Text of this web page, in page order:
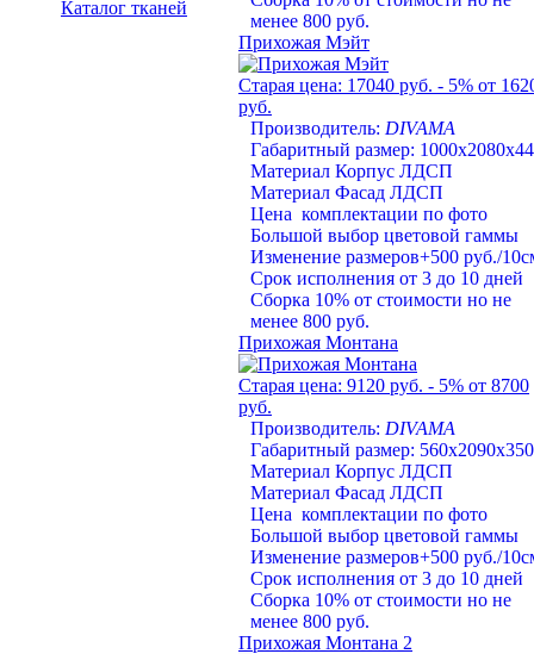
Каталог тканей
менее 800 руб.
Прихожая Мэйт
Старая цена: 17040 руб. - 5% от
руб.
Производитель: DIVAMA
Габаритный размер:
Материал Корпус ЛДСП
Материал Фасад ЛДСП
Цена комплектации по фото
Большой выбор цветовой гаммы
Изменение размеров+500 руб./
Срок исполнения от 3 до 10 дней
Сборка 10% от стоимости но не
менее 800 руб.
Прихожая Монтана
Старая цена: 9120 руб. - 5% от 8700
руб.
Производитель: DIVAMA
Габаритный размер: 560х2090х350
Материал Корпус ЛДСП
Материал Фасад ЛДСП
Цена комплектации по фото
Большой выбор цветовой гаммы
Изменение размеров+500 руб./
Срок исполнения от 3 до 10 дней
Сборка 10% от стоимости но не
менее 800 руб.
Прихожая Монтана 2